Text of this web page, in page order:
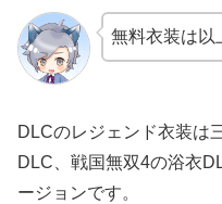
無料衣装は以
DLCのレジェンド衣装は
DLC、戦国無双4の浴衣
ージョンです。